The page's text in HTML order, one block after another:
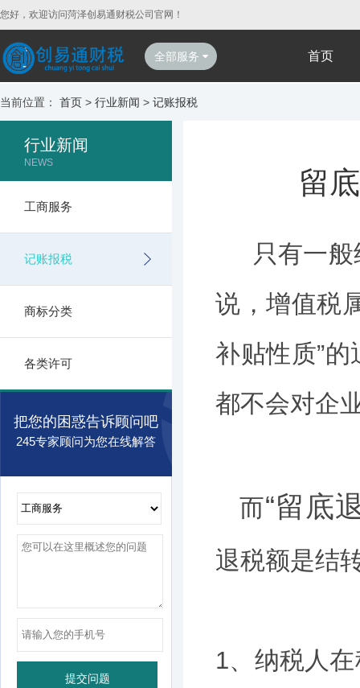
您好，欢迎访问菏泽创易通财税公司官网！
全部服务 首页
当前位置： 首页 > 行业新闻 > 记账报税
行业新闻
NEWS
工商服务
记账报税
商标分类
各类许可
把您的困惑告诉顾问吧
245专家顾问为您在线解答
留
只有一般
说，增值税
补贴性质”
都不会对企
而“留底
退税额是结
1、纳税人